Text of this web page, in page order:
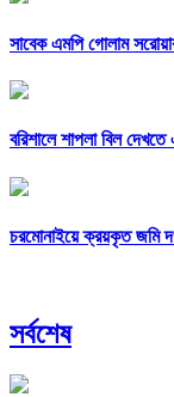
সাবেক এমপি গোলাম
বরিশালে শাপলা বিল
চরমোনাইয়ে ক্রয়কৃত জমি
সর্বশেষ